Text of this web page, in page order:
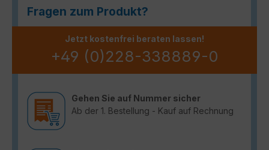
Fragen zum Produkt?
Jetzt kostenfrei beraten lassen!
+49 (0)228-338889-0
Gehen Sie auf Nummer sicher
Ab der 1. Bestellung - Kauf auf Rechnung